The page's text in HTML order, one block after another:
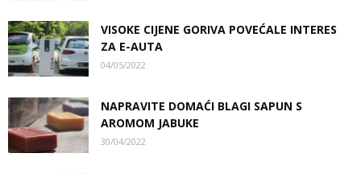
VISOKE CIJENE GORIVA POVEĆALE INTERES
ZA E-AUTA
04/05/2022
NAPRAVITE DOMAĆI BLAGI SAPUN S
AROMOM JABUKE
30/04/2022